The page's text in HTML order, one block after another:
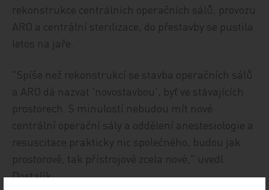
rekonstrukce centrálních operačních sálů, provozu
ARO a centrální sterilizace, do přestavby se pustila
letos na jaře.
"Spíše než rekonstrukcí se stavba operačních sálů
a ARO dá nazvat 'novostavbou', byť ve stávajících
prostorech. S minulostí nebudou mít nové
centrální operační sály a oddělení anestesiologie a
resuscitace prakticky nic společného, budou jak
prostorově, tak přístrojově zcela nové," uvedl
Dostalík.